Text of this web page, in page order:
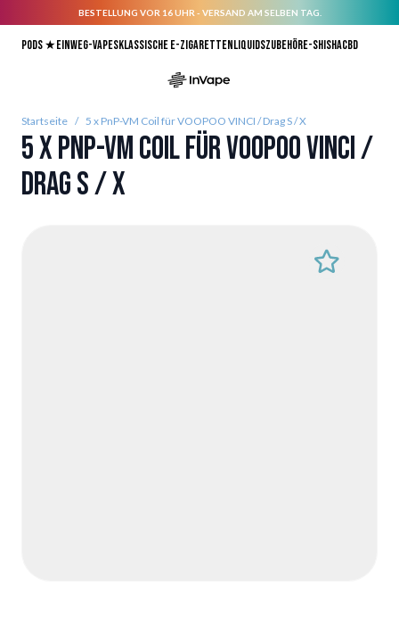
BESTELLUNG VOR 16 UHR - VERSAND AM SELBEN TAG.
Pods ★Einweg-VapesKlassische E-ZigarettenLiquidsZubehörE-ShishaCBD
Startseite / 5 x PnP-VM Coil für VOOPOO VINCI / Drag S / X
5 x PnP-VM Coil für VOOPOO VINCI /
Drag S / X